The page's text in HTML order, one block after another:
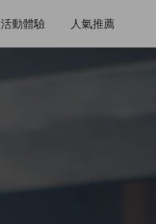
活動體驗 人氣推薦